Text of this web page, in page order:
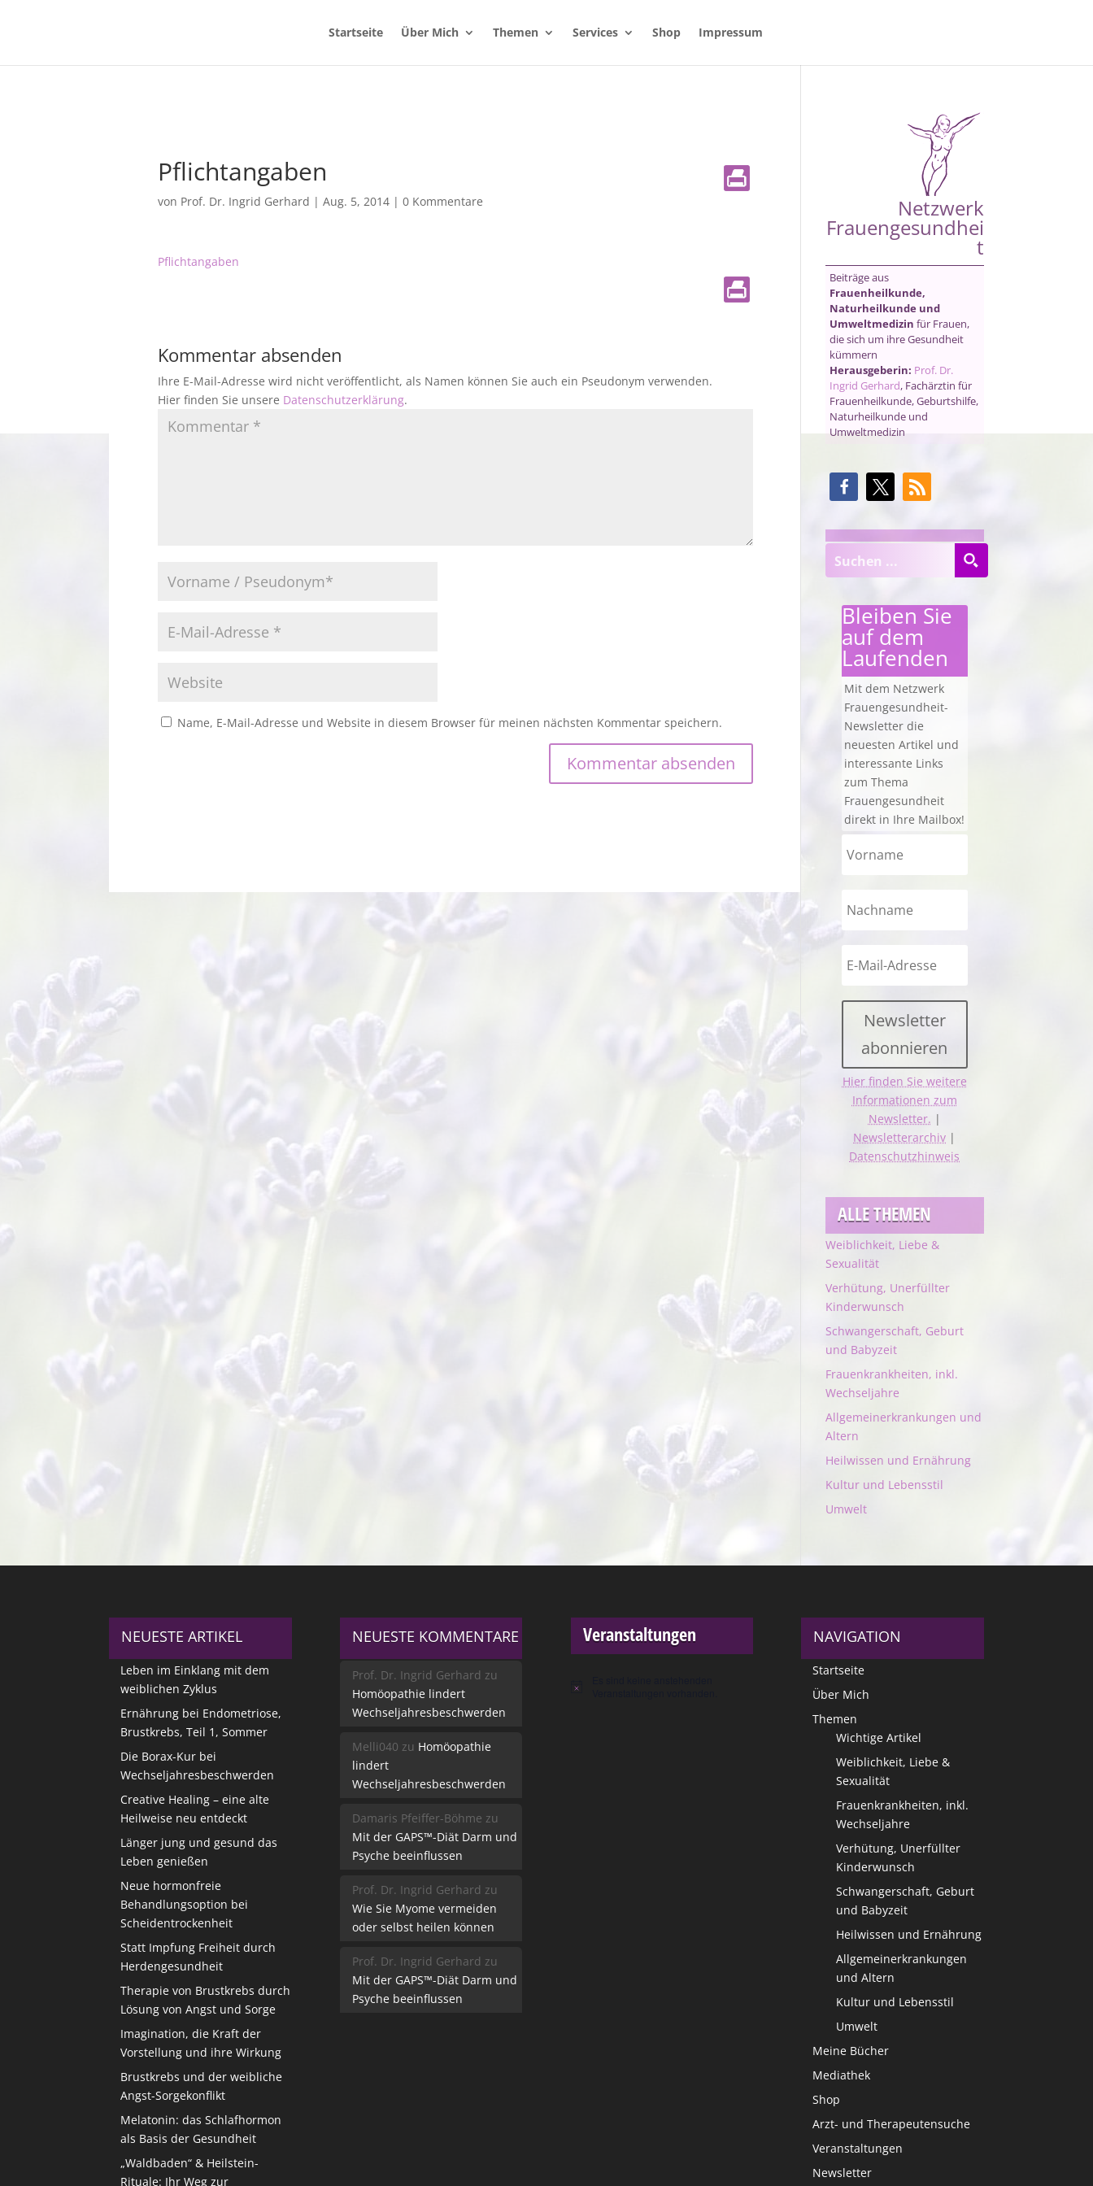
Startseite Über Mich Themen Services Shop Impressum
Pflichtangaben
von Prof. Dr. Ingrid Gerhard | Aug. 5, 2014| 0 Kommentare
Pflichtangaben
Kommentar absenden
Ihre E-Mail-Adresse wird nicht veröffentlicht, als Namen können Sie auch ein Pseudonym verwenden.
Hier finden Sie unsere Datenschutzerklärung.
Name, E-Mail-Adresse und Website in diesem Browser für meinen nächsten Kommentar speichern.
Netzwerk
Frauengesundhei
t
Beiträge aus
Frauenheilkunde,
Naturheilkunde und
Umweltmedizin für Frauen,
die sich um ihre Gesundheit
kümmern
Herausgeberin: Prof. Dr.
Ingrid Gerhard, Fachärztin für
Frauenheilkunde, Geburtshilfe,
Naturheilkunde und
Umweltmedizin
Bleiben Sie
auf dem
Laufenden
Mit dem Netzwerk
Frauengesundheit-
Newsletter die
neuesten Artikel und
interessante Links
zum Thema
Frauengesundheit
direkt in Ihre Mailbox!
Newsletter
abonnieren
Hier finden Sie weitere
Informationen zum
Newsletter. |
Newsletterarchiv |
Datenschutzhinweis
ALLE THEMEN
Weiblichkeit, Liebe &
Sexualität
Verhütung, Unerfüllter
Kinderwunsch
Schwangerschaft, Geburt
und Babyzeit
Frauenkrankheiten, inkl.
Wechseljahre
Allgemeinerkrankungen und
Altern
Heilwissen und Ernährung
Kultur und Lebensstil
Umwelt
NEUESTE ARTIKEL
Leben im Einklang mit dem
weiblichen Zyklus
Ernährung bei Endometriose,
Brustkrebs, Teil 1, Sommer
Die Borax-Kur bei
Wechseljahresbeschwerden
Creative Healing – eine alte
Heilweise neu entdeckt
Länger jung und gesund das
Leben genießen
Neue hormonfreie
Behandlungsoption bei
Scheidentrockenheit
Statt Impfung Freiheit durch
Herdengesundheit
Therapie von Brustkrebs durch
Lösung von Angst und Sorge
Imagination, die Kraft der
Vorstellung und ihre Wirkung
Brustkrebs und der weibliche
Angst-Sorgekonflikt
Melatonin: das Schlafhormon
als Basis der Gesundheit
„Waldbaden“ & Heilstein-
Rituale: Ihr Weg zur
NEUESTE KOMMENTARE
Prof. Dr. Ingrid Gerhard zu
Homöopathie lindert
Wechseljahresbeschwerden
Melli040 zu Homöopathie
lindert
Wechseljahresbeschwerden
Damaris Pfeiffer-Böhme zu
Mit der GAPS™-Diät Darm und
Psyche beeinflussen
Prof. Dr. Ingrid Gerhard zu
Wie Sie Myome vermeiden
oder selbst heilen können
Prof. Dr. Ingrid Gerhard zu
Mit der GAPS™-Diät Darm und
Psyche beeinflussen
Veranstaltungen
Hinweis
NAVIGATION
Startseite
Über Mich
Themen
Wichtige Artikel
Weiblichkeit, Liebe &
Sexualität
Frauenkrankheiten, inkl.
Wechseljahre
Verhütung, Unerfüllter
Kinderwunsch
Schwangerschaft, Geburt
und Babyzeit
Heilwissen und Ernährung
Allgemeinerkrankungen
und Altern
Kultur und Lebensstil
Umwelt
Meine Bücher
Mediathek
Shop
Arzt- und Therapeutensuche
Veranstaltungen
Newsletter